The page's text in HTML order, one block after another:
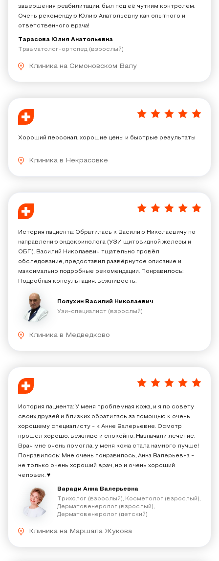
завершения реабилитации, был под её чутким контролем.
Очень рекомендую Юлию Анатольевну как опытного и
ответственного врача!
Тарасова Юлия Анатольевна
Травматолог-ортопед (взрослый)
Клиника на Симоновском Валу
5/5
Хороший персонал, хорошие цены и быстрые результаты
Клиника в Некрасовке
5/5
История пациента: Обратилась к Василию Николаевичу по
направлению эндокринолога (УЗИ щитовидной железы и
ОБП). Василий Николаевич тщательно провёл
обследование, предоставил развёрнутое описание и
максимально подробные рекомендации. Понравилось:
Подробная консультация, вежливость.
Полухин Василий Николаевич
Узи-специалист (взрослый)
Клиника в Медведково
5/5
История пациента: У меня проблемная кожа, и я по совету
своих друзей и близких обратилась за помощью к очень
хорошему специалисту - к Анне Валерьевне. Осмотр
прошёл хорошо, вежливо и спокойно. Назначали лечение.
Врач мне очень помогла, у меня кожа стала намного лучше!
Понравилось: Мне очень понравилось, Анна Валерьевна -
не только очень хороший врач, но и очень хороший
человек. ♥️
Варади Анна Валерьевна
Трихолог (взрослый), Косметолог (взрослый),
Дерматовенеролог (взрослый),
Дерматовенеролог (детский)
Клиника на Маршала Жукова